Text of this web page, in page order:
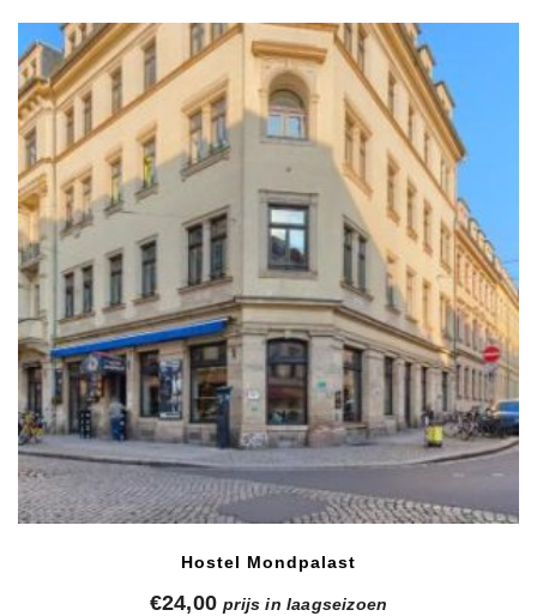
Hostel Mondpalast
€24,00 prijs in laagseizoen